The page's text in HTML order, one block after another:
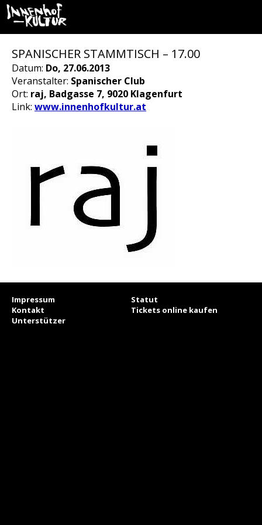
SPANISCHER STAMMTISCH – 17.00
Datum: Do, 27.06.2013
Veranstalter: Spanischer Club
Ort: raj, Badgasse 7, 9020 Klagenfurt
Link: www.innenhofkultur.at
Impressum
Statut
Kontakt
Tickets online kaufen
Unterstützer